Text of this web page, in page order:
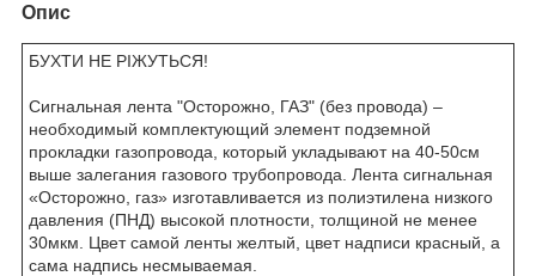
Опис
БУХТИ НЕ РІЖУТЬСЯ!
Сигнальная лента "Осторожно, ГАЗ" (без провода) –
необходимый комплектующий элемент подземной
прокладки газопровода, который укладывают на 40-50см
выше залегания газового трубопровода. Лента сигнальная
«Осторожно, газ» изготавливается из полиэтилена низкого
давления (ПНД) высокой плотности, толщиной не менее
30мкм. Цвет самой ленты желтый, цвет надписи красный, а
сама надпись несмываемая.